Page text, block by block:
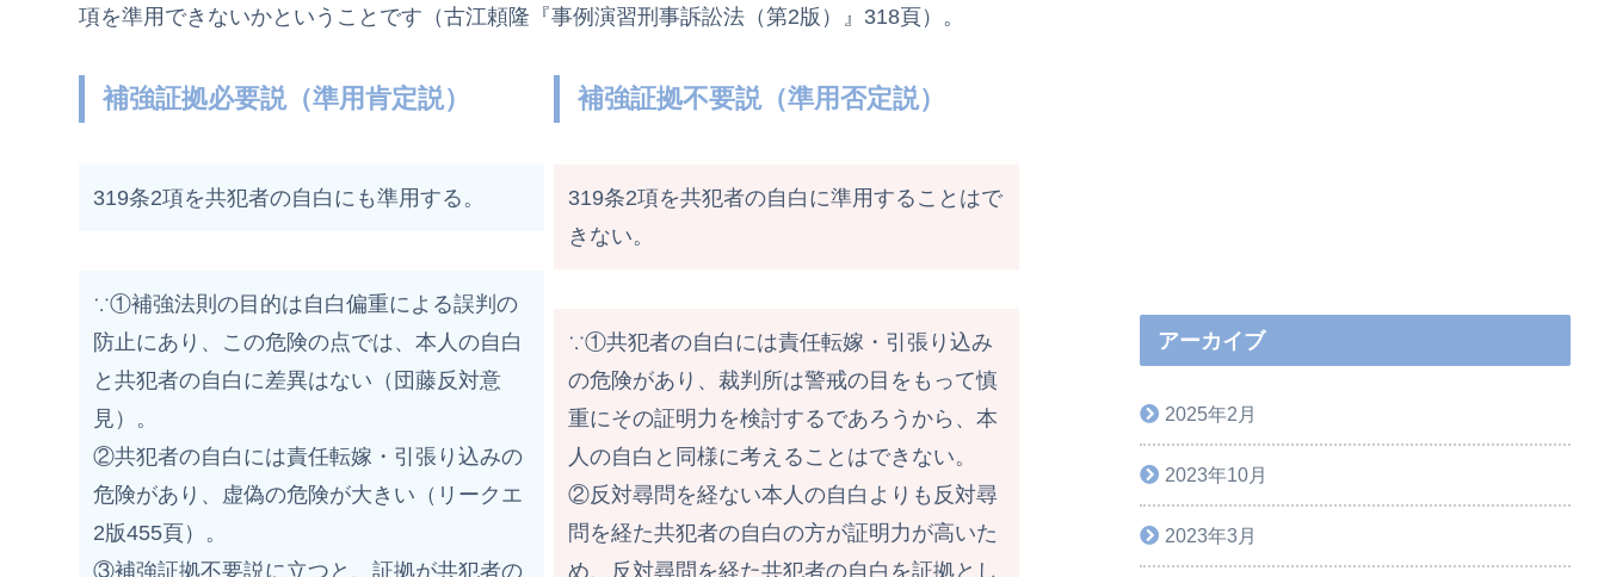
項を準用できないかということです（古江頼隆『事例演習刑事訴訟法（第2版）』318頁）。
補強証拠必要説（準用肯定説）
319条2項を共犯者の自白にも準用する。
∵①補強法則の目的は自白偏重による誤判の
防止にあり、この危険の点では、本人の自白
と共犯者の自白に差異はない（団藤反対意
見）。
②共犯者の自白には責任転嫁・引張り込みの
危険があり、虚偽の危険が大きい（リークエ
2版455頁）。
③補強証拠不要説に立つと、証拠が共犯者の
補強証拠不要説（準用否定説）
319条2項を共犯者の自白に準用することはで
きない。
∵①共犯者の自白には責任転嫁・引張り込み
の危険があり、裁判所は警戒の目をもって慎
重にその証明力を検討するであろうから、本
人の自白と同様に考えることはできない。
②反対尋問を経ない本人の自白よりも反対尋
問を経た共犯者の自白の方が証明力が高いた
め、反対尋問を経た共犯者の自白を証拠とし
アーカイブ
2025年2月
2023年10月
2023年3月